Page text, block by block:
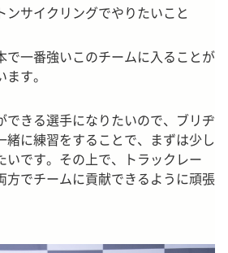
ンサイクリングでやりたいこと
で一番強いこのチームに入ることが
す。
できる選手になりたいので、ブリヂ
緒に練習をすることで、まずは少し
いです。その上で、トラックレー
方でチームに貢献できるように頑張